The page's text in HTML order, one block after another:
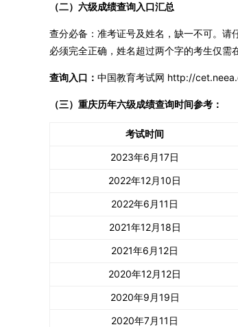
（二）六级成绩查询入口汇总
查分必备：准考证号及姓名，缺一不可。请
必须完全正确，姓名超过两个字的考生仅需
查询入口： 中国教育考试网 http://
（三）重庆历年六级成绩查询时间参考：
考试时间
2023年6月17日
2022年12月10日
2022年6月11日
2021年12月18日
2021年6月12日
2020年12月12日
2020年9月19日
2020年7月11日